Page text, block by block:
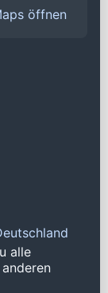
öffnen
alle